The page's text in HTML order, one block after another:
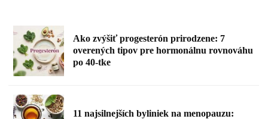
Ako zvýšiť progesterón prirodzene: 7
overených tipov pre hormonálnu rovnováhu
po 40-tke
11 najsilnejších byliniek na menopauzu: